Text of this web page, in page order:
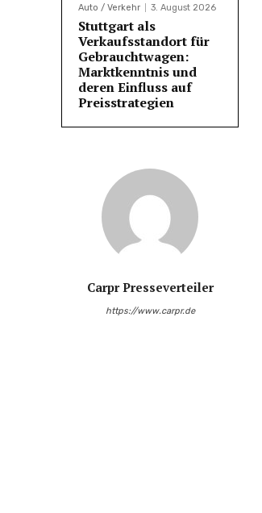
Auto / Verkehr 3. August 2026
Stuttgart als
Verkaufsstandort für
Gebrauchtwagen:
Marktkenntnis und
deren Einfluss auf
Preisstrategien
Carpr Presseverteiler
https://www.carpr.de